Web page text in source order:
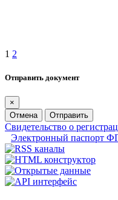
1 2
Отправить документ
×
Отмена
Отправить
Свидетельство о
Электронный паспорт